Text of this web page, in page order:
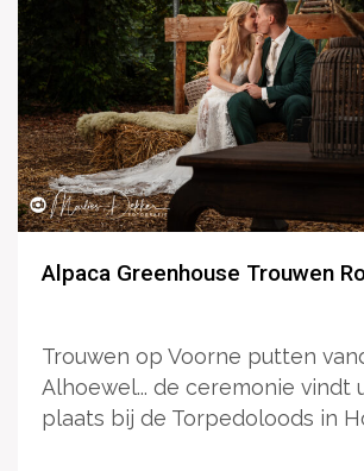
Alpaca Greenhouse Trouwen
Trouwen op Voorne putten
Alhoewel... de ceremonie vindt
plaats bij de Torpedoloods in